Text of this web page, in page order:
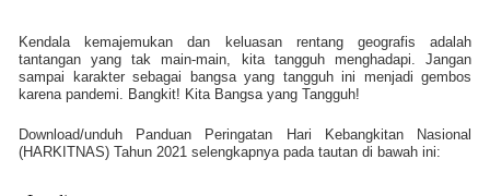
Kendala kemajemukan dan keluasan rentang geografis adalah
tantangan yang tak main-main, kita tangguh menghadapi. Jangan
sampai karakter sebagai bangsa yang tangguh ini menjadi gembos
karena pandemi. Bangkit! Kita Bangsa yang Tangguh!
Download/unduh Panduan Peringatan Hari Kebangkitan Nasional
(HARKITNAS) Tahun 2021 selengkapnya pada tautan di bawah ini: